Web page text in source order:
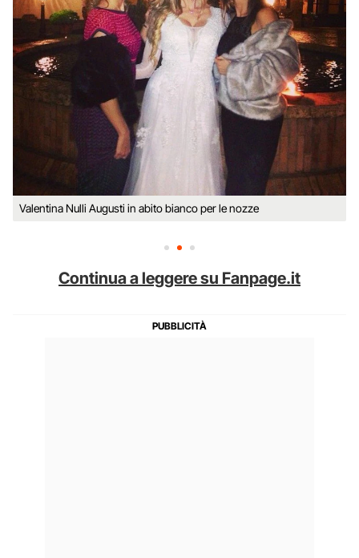
Valentina Nulli Augusti in abito bianco per le nozze
Continua a leggere su Fanpage.it